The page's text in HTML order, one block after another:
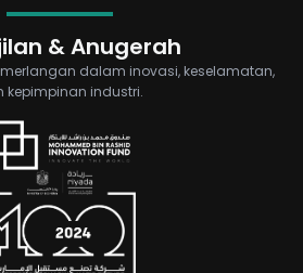
& Anugerah
dalam inovasi, keselamatan,
kepimpinan industri.